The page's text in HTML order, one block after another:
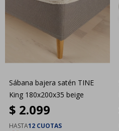
Sábana bajera satén TINE
King 180x200x35 beige
$ 2.099
HASTA12 CUOTAS